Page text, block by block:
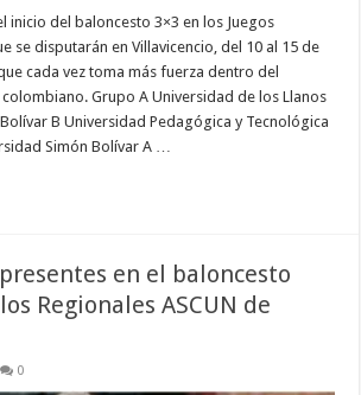
inicio del baloncesto 3×3 en los Juegos
se disputarán en Villavicencio, del 10 al 15 de
cada vez toma más fuerza dentro del
Grupo A Universidad de los Llanos
B Universidad Pedagógica y Tecnológica
Simón Bolívar A …
en el baloncesto
Regionales ASCUN de
0